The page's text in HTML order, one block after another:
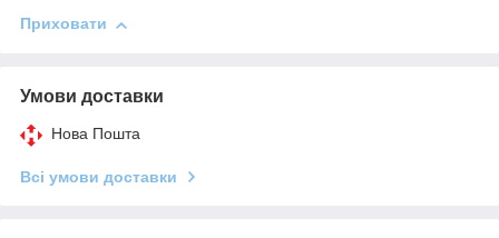
Приховати
Умови доставки
Нова Пошта
Всі умови доставки